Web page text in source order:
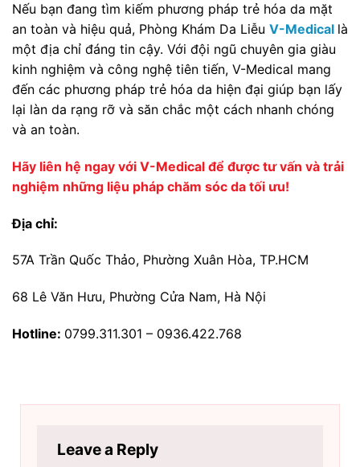
Nếu bạn đang tìm kiếm phương pháp trẻ hóa da mặt
an toàn và hiệu quả, Phòng Khám Da Liễu V-Medical là
một địa chỉ đáng tin cậy. Với đội ngũ chuyên gia giàu
kinh nghiệm và công nghệ tiên tiến, V-Medical mang
đến các phương pháp trẻ hóa da hiện đại giúp bạn lấy
lại làn da rạng rỡ và săn chắc một cách nhanh chóng
và an toàn.
Hãy liên hệ ngay với V-Medical để được tư vấn và trải
nghiệm những liệu pháp chăm sóc da tối ưu!
Địa chỉ:
57A Trần Quốc Thảo, Phường Xuân Hòa, TP.HCM
68 Lê Văn Hưu, Phường Cửa Nam, Hà Nội
Hotline: 0799.311.301 – 0936.422.768
Leave a Reply